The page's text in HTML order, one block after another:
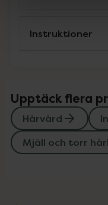
Instruktioner
Upptäck flera
Hårvård
Mjäll och torr